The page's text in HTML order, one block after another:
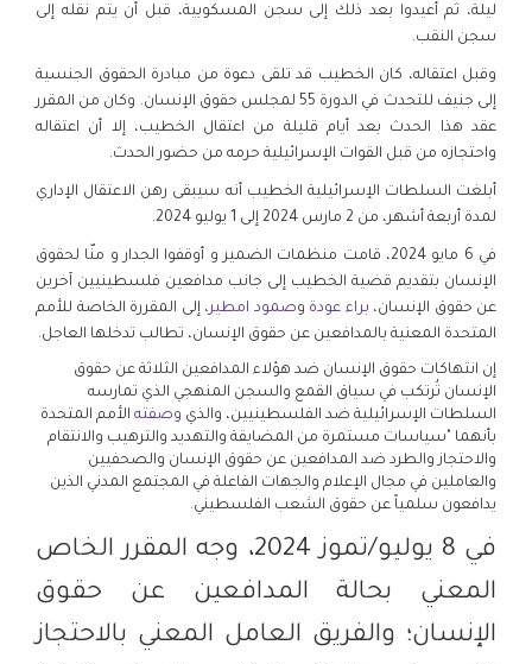
ليلة، ثم أعيدوا بعد ذلك إلى سجن المسكوبية، قبل أن يتم نقله إلى
سجن النقب.
وقبل اعتقاله، كان الخطيب قد تلقى دعوة من مبادرة الحقوق الجنسية
إلى جنيف للتحدث في الدورة 55 لمجلس حقوق الإنسان. وكان من المقرر
عقد هذا الحدث بعد أيام قليلة من اعتقال الخطيب، إلا أن اعتقاله
واحتجازه من قبل القوات الإسرائيلية حرمه من حضور الحدث.
أبلغت السلطات الإسرائيلية الخطيب أنه سيبقى رهن الاعتقال الإداري
لمدة أربعة أشهر، من 2 مارس 2024 إلى 1 يوليو 2024.
في 6 مايو 2024، قامت منظمات الضمير و أوقفوا الجدار و منّا لحقوق
الإنسان بتقديم قضية الخطيب إلى جانب مدافعين فلسطينيين آخرين
عن حقوق الإنسان، براء عودة وصمود امطير، إلى المقررة الخاصة للأمم
المتحدة المعنية بالمدافعين عن حقوق الإنسان، تطالب تدخلها العاجل.
إن انتهاكات حقوق الإنسان ضد هؤلاء المدافعين الثلاثة عن حقوق
الإنسان تُرتكب في سياق القمع والسجن المنهجي الذي تمارسه
السلطات الإسرائيلية ضد الفلسطينيين، والذي وصفته الأمم المتحدة
بأنهما "سياسات مستمرة من المضايقة والتهديد والترهيب والانتقام
والاحتجاز والطرد ضد المدافعين عن حقوق الإنسان والصحفيين
والعاملين في مجال الإعلام والجهات الفاعلة في المجتمع المدني الذين
يدافعون سلمياً عن حقوق الشعب الفلسطيني.
في 8 يوليو/تموز 2024، وجه المقرر الخاص
المعني بحالة المدافعين عن حقوق
الإنسان؛ والفريق العامل المعني بالاحتجاز